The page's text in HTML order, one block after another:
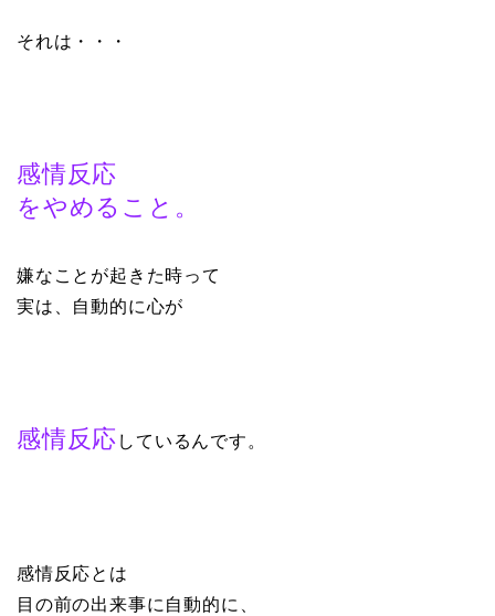
それは・・・
感情反応
をやめること。
嫌なことが起きた時って
実は、自動的に心が
感情反応 しているんです。
感情反応とは
目の前の出来事に自動的に、